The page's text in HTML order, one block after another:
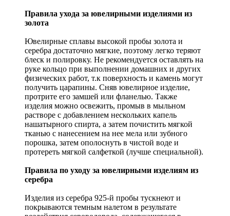
Правила ухода за ювелирными изделиями из
золота
Ювелирные сплавы высокой пробы золота и
серебра достаточно мягкие, поэтому легко теряют
блеск и полировку. Не рекомендуется оставлять на
руке кольцо при выполнении домашних и других
физических работ, т.к поверхность и камень могут
получить царапины. Сняв ювелирное изделие,
протрите его замшей или фланелью. Также
изделия можно освежить, промыв в мыльном
растворе с добавлением нескольких капель
нашатырного спирта, а затем почистить мягкой
тканью с нанесением на нее мела или зубного
порошка, затем ополоснуть в чистой воде и
протереть мягкой салфеткой (лучше специальной).
Правила по уходу за ювелирными изделиям из
серебра
Изделия из серебра 925-й пробы тускнеют и
покрываются темным налетом в результате